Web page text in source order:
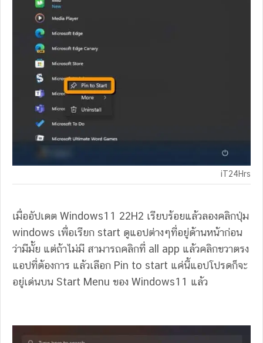
iT24Hrs
เมื่ออัปเดต Windows11 22H2 เรียบร้อยแล้วลองคลิกปุ่ม
windows เพื่อเรียก start ดูแอปต่างๆที่อยู่ด้านหน้าก่อน
ว่ามีมั้ย แต่ถ้าไม่มี สามารถคลิกที่ all app แล้วคลิกขวาตรง
แอปที่ต้องการ แล้วเลือก Pin to start แค่นี้แอปโปรดก็จะ
อยู่เด่นบน Start Menu ของ Windows11 แล้ว